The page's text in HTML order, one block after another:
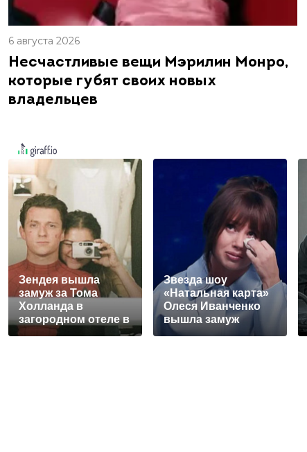
6 августа 2026
Несчастливые вещи Мэрилин Монро,
которые губят своих новых
владельцев
Зендея вышла
замуж за Тома
Холланда в
загородном отеле в
Англии
Звезда шоу
«Натальная карта»
Олеся Иванченко
вышла замуж